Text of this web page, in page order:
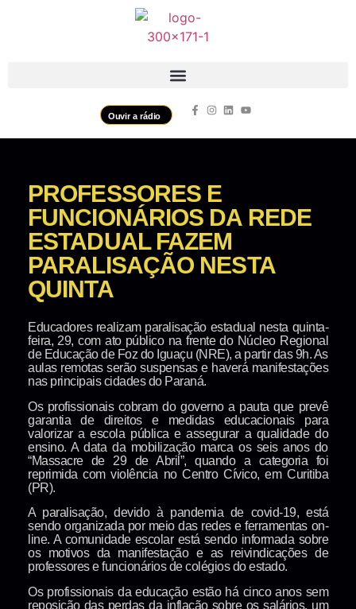
Ouvir a rádio
PROFESSORES E
FUNCIONÁRIOS DA REDE
ESTADUAL FAZEM
PARALISAÇÃO NESTA
QUINTA
Educadores realizam paralisação estadual nesta quinta-
feira, 29, com ato público na frente do Núcleo Regional
de Educação de Foz do Iguaçu (NRE), a partir das 9h. As
aulas remotas serão suspensas e haverá manifestações
nas principais cidades do Paraná.
Os profissionais cobram do governo a pauta que prevê
garantia de direitos e medidas educacionais para
valorizar a escola pública e assegurar a qualidade do
ensino. A data da mobilização marca os seis anos do
“Massacre de 29 de Abril”, quando a categoria foi
reprimida com violência no Centro Cívico, em Curitiba
(PR).
A paralisação, devido à pandemia de covid-19, está
sendo organizada por meio das redes e ferramentas on-
line. A comunidade escolar está sendo informada sobre
os motivos da manifestação e as reivindicações de
professores e funcionários de colégios do estado.
Os profissionais da educação estão há cinco anos sem
reposição das perdas da inflação sobre os salários, um